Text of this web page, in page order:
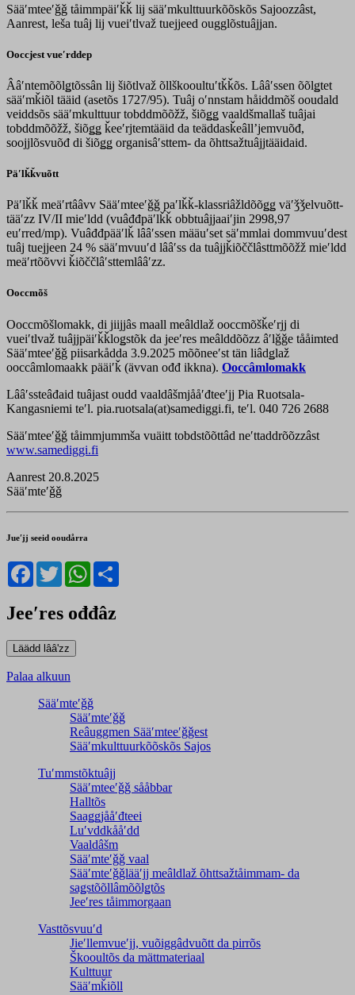
Sääʹmteeʹǧǧ tåimmpäiʹǩǩ lij sääʹmkulttuurkõõskõs Sajoozzâst,
Aanrest, leša tuâj lij vueiʹtlvaž tuejjeed ougglõstuâjjan.
Ooccjest vueʹrddep
Ââʹntemõõlǥtõssân lij šiõtlvaž õllškooultuʹtǩǩõs. Lââʹssen õõlǥtet
sääʹmǩiõl tääid (asetõs 1727/95). Tuâj oʹnnstam håiddmõš ooudald
veiddsõs sääʹmkulttuur tobddmõõžž, šiõǥǥ vaaldšmallaš tuâjai
tobddmõõžž, šiõǥǥ ǩeeʹrjtemtääid da teäddasǩeâllʼjemvuõđ,
soojjlõsvuõđ di šiõǥǥ organisâʹsttem- da õhttsažtuâjjtääidaid.
Päʹlǩǩvuõtt
Päʹlǩǩ meäʹrtââvv Sääʹmteeʹǧǧ paʹlǩǩ-klassriâžldõõǥǥ väʹǯǯelvuõtt-
tääʹzz IV/II mieʹldd (vuâđđpäʹlǩǩ obbtuâjjaaiʹjin 2998,97
euʹrred/mp). Vuâđđpääʹlǩ lââʹssen määuʹset säʹmmlai dommvuuʹdest
tuâj tuejjeen 24 % sääʹmvuuʹd lââʹss da tuâjjǩiõččlâsttmõõžž mieʹldd
meäʹrtõõvvi ǩiõččlâʹsttemlââʹzz.
Ooccmõš
Ooccmõšlomakk, di jiijjâs maall meâldlaž ooccmõšǩeʹrjj di
vueiʹtlvaž tuâjjpäiʹǩǩloǥstõk da jeeʹres meâlddõõzz âʹlǧǧe tååimted
Sääʹmteeʹǧǧ piisarkådda 3.9.2025 mõõneeʹst tän liâdǥlaž
ooccâmlomaakk pääiʹǩ (ävvan ođđ ikkna). Ooccâmlomakk
Lââʹssteâđaid tuâjast oudd vaaldâšmjååʹđteeʹjj Pia Ruotsala-
Kangasniemi teʹl. pia.ruotsala(at)samediggi.fi, teʹl. 040 726 2688
Sääʹmteeʹǧǧ tåimmjummša vuäitt tobdstõõttâd neʹttaddrõõzzâst
www.samediggi.fi
Aanrest 20.8.2025
Sääʹmteʹǧǧ
Jueʹjj seeid ooudårra
Facebook
TwitterWhatsApp
Jeeʹres ođđâz
Palaa alkuun
Sääʹmteʹǧǧ
Sääʹmteʹǧǧ
Reâuggmen Sääʹmteeʹǧǧest
Sääʹmkulttuurkõõskõs Sajos
Tuʹmmstõktuâjj
Sääʹmteeʹǧǧ sååbbar
Halltõs
Saaǥǥjååʹđteei
Luʹvddkååʹdd
Vaaldâšm
Sääʹmteʹǧǧ vaal
Sääʹmteʹǧǧlääʹjj meâldlaž õhttsažtåimmam- da
saǥstõõllâmõõlǥtõs
Jeeʹres tåimmorgaan
Vasttõsvuuʹd
Jieʹllemvueʹjj, vuõiggâdvuõtt da pirrõs
Škooultõs da mättmateriaal
Kulttuur
Sääʹmǩiõll